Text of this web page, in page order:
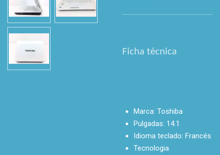
Ficha técnica
Marca: Toshiba
Pulgadas: 14.1
Idioma teclado: Francés
Tecnologia